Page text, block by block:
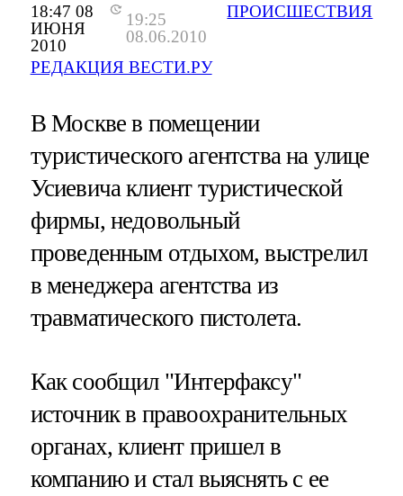
18:47 08
ИЮНЯ
2010
19:25
08.06.2010
РЕДАКЦИЯ ВЕСТИ.РУ
ПРОИСШЕСТВИЯ
В Москве в помещении
туристического агентства на улице
Усиевича клиент туристической
фирмы, недовольный
проведенным отдыхом, выстрелил
в менеджера агентства из
травматического пистолета.
Как сообщил "Интерфаксу"
источник в правоохранительных
органах, клиент пришел в
компанию и стал выяснять с ее